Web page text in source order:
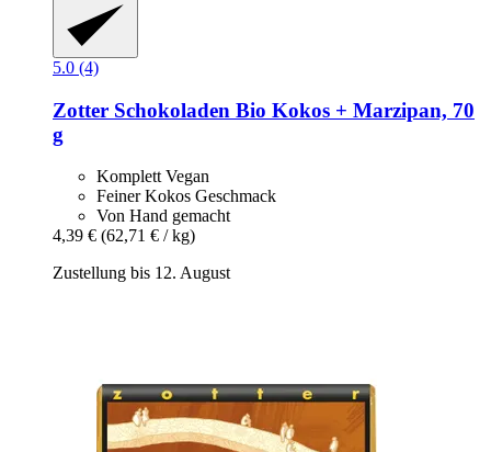
5.0 (4)
Zotter Schokoladen Bio Kokos + Marzipan, 70
g
Komplett Vegan
Feiner Kokos Geschmack
Von Hand gemacht
4,39 € (62,71 € / kg)
Zustellung bis 12. August